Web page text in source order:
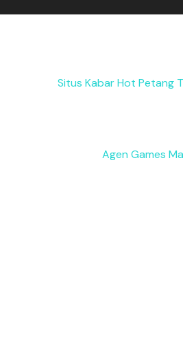
Situs Kabar Hot Petang
Agen Games